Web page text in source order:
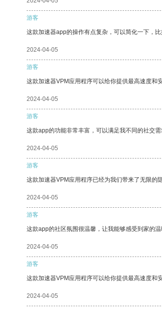
游客
这款加速器app的操作有点复杂，可以简化一下，比
2024-04-05
游客
这款加速器VPM应用程序可以给你提供最高速度和
2024-04-05
游客
这款app的功能非常丰富，可以满足我不同的社交需
2024-04-05
游客
这款加速器VPM应用程序已经为我们带来了无限的
2024-04-05
游客
这款app的社区氛围很温馨，让我能够感受到家的温
2024-04-05
游客
这款加速器VPM应用程序可以给你提供最高速度和
2024-04-05